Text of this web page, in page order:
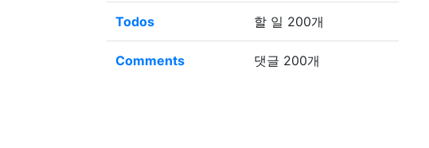
Todos 할 일 200개
Comments 댓글 200개